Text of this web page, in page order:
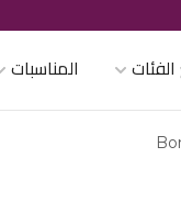
المناسبات